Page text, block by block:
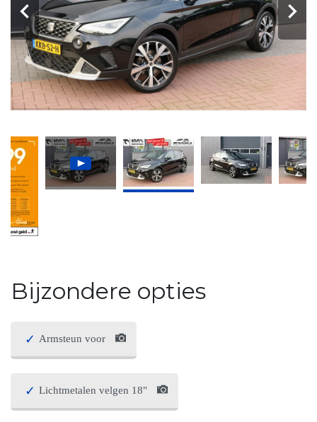
Bijzondere opties
Armsteun voor
Lichtmetalen velgen 18"